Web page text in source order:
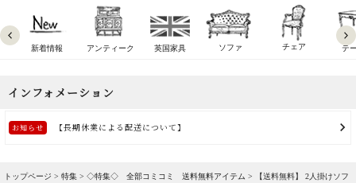
新着情報 アンティーク 英国家具 ソファ チェア テ
トップページ > 特集 > ◇特集◇ 全部コミコミ 送料無料アイテム > 【送料無料】 2人掛けソフ